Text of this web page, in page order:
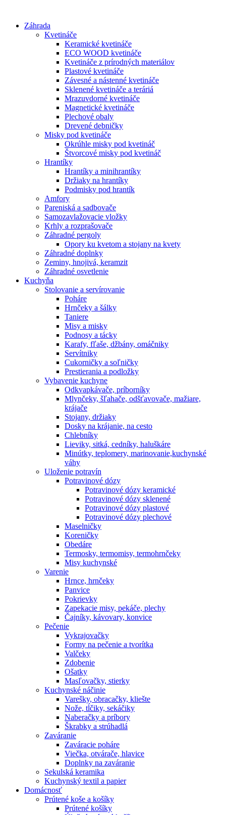
obsah
Záhrada
Kvetináče
Keramické kvetináče
ECO WOOD kvetináče
Kvetináče z prírodných materiálov
Plastové kvetináče
Závesné a nástenné kvetináče
Sklenené kvetináče a teráriá
Mrazuvdorné kvetináče
Magnetické kvetináče
Plechové obaly
Drevené debničky
Misky pod kvetináče
Okrúhle misky pod kvetináč
Štvorcové misky pod kvetináč
Hrantíky
Hrantíky a minihrantíky
Držiaky na hrantíky
Podmisky pod hrantík
Amfory
Pareniská a sadbovače
Samozavlažovacie vložky
Krhly a rozprašovače
Záhradné pergoly
Opory ku kvetom a stojany na kvety
Záhradné doplnky
Zeminy, hnojivá, keramzit
Záhradné osvetlenie
Kuchyňa
Stolovanie a servírovanie
Poháre
Hrnčeky a šálky
Taniere
Misy a misky
Podnosy a tácky
Karafy, fľaše, džbány, omáčniky
Servítniky
Cukorničky a soľničky
Prestierania a podložky
Vybavenie kuchyne
Odkvapkávače, príborníky
Mlynčeky, šľahače, odšťavovače, mažiare,
krájače
Stojany, držiaky
Dosky na krájanie, na cesto
Chlebníky
Lieviky, sitká, cedníky, haluškáre
Minútky, teplomery, marinovanie,kuchynské
váhy
Uloženie potravín
Potravinové dózy
Potravinové dózy keramické
Potravinové dózy sklenené
Potravinové dózy plastové
Potravinové dózy plechové
Maselničky
Koreničky
Obedáre
Termosky, termomisy, termohrnčeky
Misy kuchynské
Varenie
Hrnce, hrnčeky
Panvice
Pokrievky
Zapekacie misy, pekáče, plechy
Čajníky, kávovary, konvice
Pečenie
Vykrajovačky
Formy na pečenie a tvorítka
Valčeky
Zdobenie
Ošatky
Masľovačky, stierky
Kuchynské náčinie
Varešky, obracačky, kliešte
Nože, tĺčiky, sekáčiky
Naberačky a príbory
Škrabky a strúhadlá
Zaváranie
Zaváracie poháre
Viečka, otvárače, hlavice
Doplnky na zaváranie
Sekulská keramika
Kuchynský textil a papier
Domácnosť
Prútené koše a košíky
Prútené košíky